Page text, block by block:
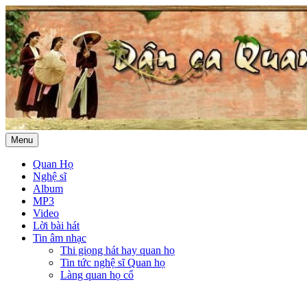
Menu
Quan Họ
Nghệ sĩ
Album
MP3
Video
Lời bài hát
Tin âm nhạc
Thi giọng hát hay quan họ
Tin tức nghệ sĩ Quan họ
Làng quan họ cổ